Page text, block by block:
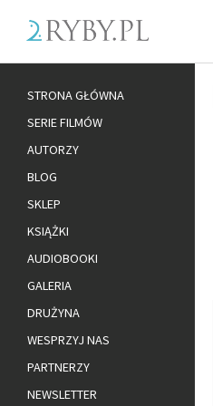
STRONA GŁÓWNA
SERIE FILMÓW
AUTORZY
BLOG
SKLEP
KSIĄŻKI
AUDIOBOOKI
GALERIA
DRUŻYNA
WESPRZYJ NAS
PARTNERZY
NEWSLETTER